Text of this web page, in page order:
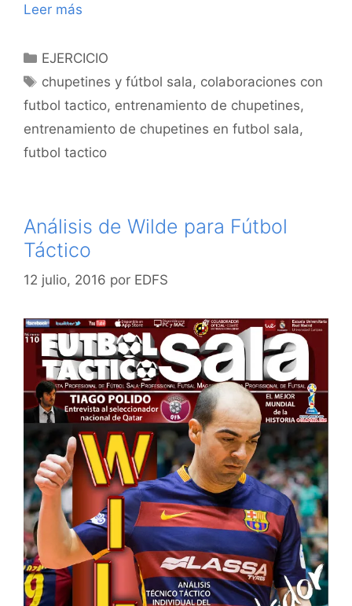
Leer más
Categorías
EJERCICIO
Etiquetas
chupetines y fútbol sala, colaboraciones con
futbol tactico, entrenamiento de chupetines,
entrenamiento de chupetines en futbol sala,
futbol tactico
Análisis de Wilde para Fútbol
Táctico
12 julio, 2016 por EDFS